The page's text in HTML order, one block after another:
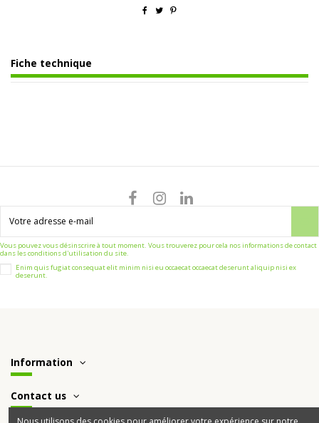
Fiche technique
Vous pouvez vous désinscrire à tout moment. Vous trouverez pour cela nos informations de contact
dans les conditions d'utilisation du site.
Enim quis fugiat consequat elit minim nisi eu occaecat occaecat deserunt aliquip nisi ex
deserunt.
Information
Contact us